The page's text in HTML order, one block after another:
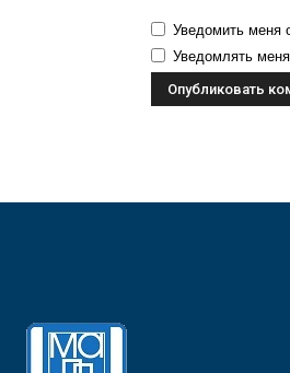
Уведомить меня
Уведомлять